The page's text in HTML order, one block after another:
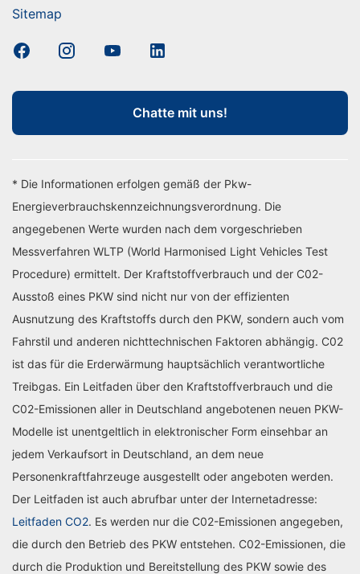
Sitemap
Chatte mit uns!
* Die Informationen erfolgen gemäß der Pkw-
Energieverbrauchskennzeichnungsverordnung. Die
angegebenen Werte wurden nach dem vorgeschrieben
Messverfahren WLTP (World Harmonised Light Vehicles Test
Procedure) ermittelt. Der Kraftstoffverbrauch und der C02-
Ausstoß eines PKW sind nicht nur von der effizienten
Ausnutzung des Kraftstoffs durch den PKW, sondern auch vom
Fahrstil und anderen nichttechnischen Faktoren abhängig. C02
ist das für die Erderwärmung hauptsächlich verantwortliche
Treibgas. Ein Leitfaden über den Kraftstoffverbrauch und die
C02-Emissionen aller in Deutschland angebotenen neuen PKW-
Modelle ist unentgeltlich in elektronischer Form einsehbar an
jedem Verkaufsort in Deutschland, an dem neue
Personenkraftfahrzeuge ausgestellt oder angeboten werden.
Der Leitfaden ist auch abrufbar unter der Internetadresse:
Leitfaden CO2. Es werden nur die C02-Emissionen angegeben,
die durch den Betrieb des PKW entstehen. C02-Emissionen, die
durch die Produktion und Bereitstellung des PKW sowie des